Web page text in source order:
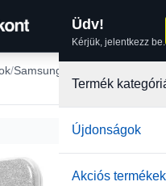
Üdv!
Kérjük, jelentkezz be.
Termék
Újdonságok
Akciós termékek
Samsung tokok